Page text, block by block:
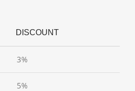
DISCOUNT
3%
5%